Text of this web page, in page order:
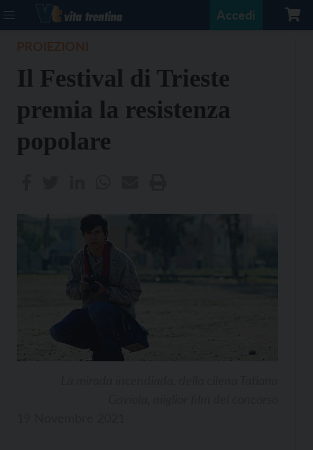
Accedi
Il Festival di Trieste
premia la resistenza
popolare